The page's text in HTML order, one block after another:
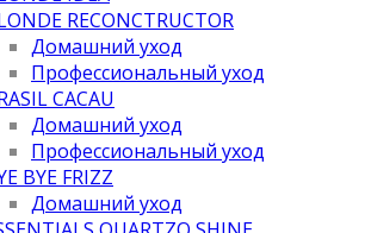
RECONCTRUCTOR
Домашний уход
Профессиональный уход
CACAU
Домашний уход
Профессиональный уход
BYE FRIZZ
Домашний уход